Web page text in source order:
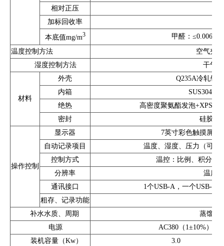
相对正压
加标回收率
本底值mg/m3
甲醛：≤0.006;
温度控制方法
空气夹
湿度控制方法
干气
材料
外壳
Q235A冷轧钢
内箱
SUS304镜
绝热
高密度聚氨酯发泡+XPS
密封
硅胶（
操作控制
显示器
7英寸彩色触摸屏，
自动记录项目
温度、湿度、压力（可选
控制方式
温控：比例、积分、
分辨率
温度
通讯接口
1个USB-A，一个USB-B
粗存、记录功能
补水水质、周期
蒸馏水
电源
AC380（1±10%）
装机容量（Kw）
3.0